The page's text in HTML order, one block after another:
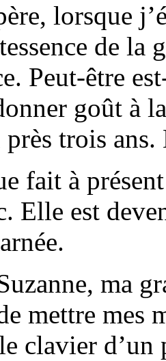
lorsque
de la
Peut-être
goût à
près trois
fait à
Elle est
ma
mettre mes
clavier